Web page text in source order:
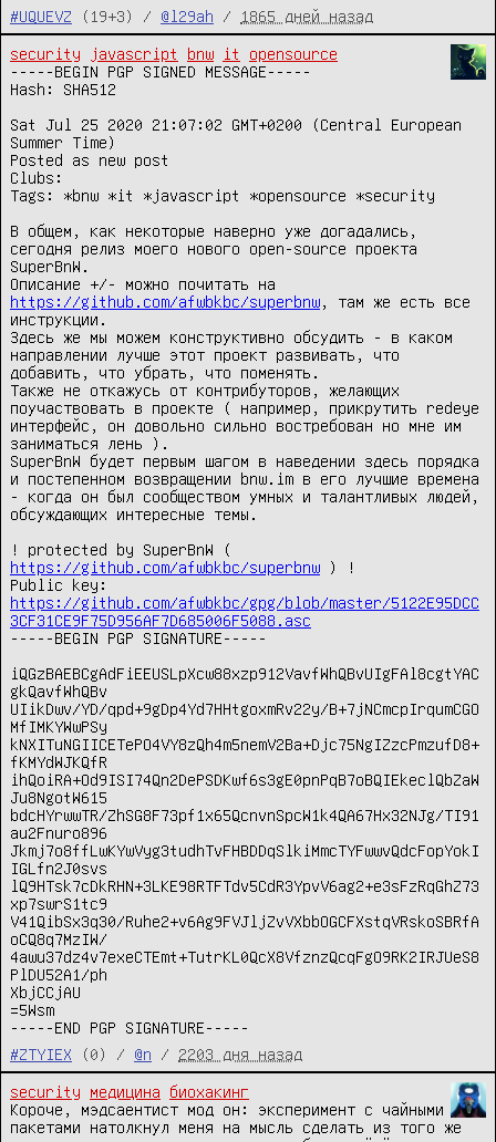
#UQUEVZ
(19+3) / @l29ah / 1865 дней назад
security javascript bnw it
opensource
-----BEGIN PGP SIGNED MESSAGE-----
Hash: SHA512
Sat Jul 25 2020 21:07:02 GMT+0200 (Central European
Summer Time)
Posted as new post
Clubs:
Tags: *bnw *it *javascript *opensource *security
В общем, как некоторые наверно уже догадались,
сегодня релиз моего нового open-source проекта
SuperBnW.
https://github.com/afwbkbc/superbnw, там же есть все
инструкции.
Здесь же мы можем конструктивно обсудить - в каком
направлении лучше этот проект развивать, что
добавить, что убрать, что поменять.
Также не откажусь от контрибуторов, желающих
поучаствовать в проекте ( например, прикрутить redeye
интерфейс, он довольно сильно востребован но мне им
заниматься лень ).
SuperBnW будет первым шагом в наведении здесь порядка
и постепенном возвращении bnw.im в его лучшие времена
- когда он был сообществом умных и талантливых людей,
обсуждающих интересные темы.
https://github.com/afwbkbc/superbnw ) !
https://github.com/afwbkbc/gpg/blob/master/5122E95DCC
3CF31CE9F75D956AF7D685006F5088.asc
-----BEGIN PGP SIGNATURE-----
iQGzBAEBCgAdFiEEUSLpXcw88xzp912VavfWhQBvUIgFAl8cgtYAC
gkQavfWhQBv
UIikDwv/YD/qpd+9gDp4Yd7HHtgoxmRv22y/B+7jNCmcpIrqumCGO
MfIMKYWwPSy
kNXITuNGIICETePO4VY8zQh4m5nemV2Ba+Djc75NgIZzcPmzufD8+
fKMYdWJKQfR
ihQoiRA+Od9ISI74Qn2DePSDKwf6s3gE0pnPqB7oBQIEkeclQbZaW
Ju8NgotW615
bdcHYrwwTR/ZhSG8F73pf1x65QcnvnSpcW1k4QA67Hx32NJg/TI91
au2Fnuro896
Jkmj7o8ffLwKYwVyg3tudhTvFHBDDqSlkiMmcTYFwwvQdcFopYokI
IGLfn2J0svs
lQ9HTsk7cDkRHN+3LKE98RTFTdv5CdR3YpvV6ag2+e3sFzRqGhZ73
xp7swrS1tc9
V41QibSx3q30/Ruhe2+v6Ag9FVJljZvVXbbOGCFXstqVRskoSBRfA
oCQ8q7MzIW/
4awu37dz4v7exeCTEmt+TutrKL0QcX8VfznzQcqFgO9RK2IRJUeS8
PlDU52A1/ph
XbjCCjAU
=5Wsm
-----END PGP SIGNATURE-----
#ZTYIEX
(0) / @n / 2203 дня назад
security медицина
биохакинг
Короче, мэдсаентист мод он: эксперимент с чайными
пакетами натолкнул меня на мысль сделать из того же